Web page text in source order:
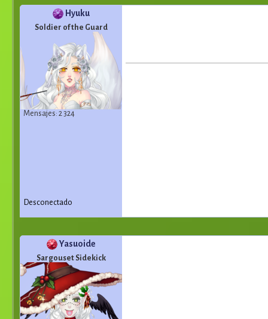
Hyuku
Soldier of the Guard
Mensajes: 2 324
Desconectado
Yasuoide
Sargouset Sidekick